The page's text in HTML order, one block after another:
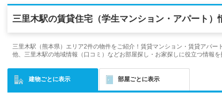
三里木駅の賃貸住宅（学生マンション・アパート）
三里木駅（熊本県）エリア2件の物件をご紹介！賃貸マンション・賃貸アパ
他、三里木駅の地域情報（口コミ）などお部屋探し・お家探しに役立つ情報
建物ごとに表示 部屋ごとに表示